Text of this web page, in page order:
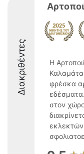
Διακριθέντες
Η
φρέσκα
στον